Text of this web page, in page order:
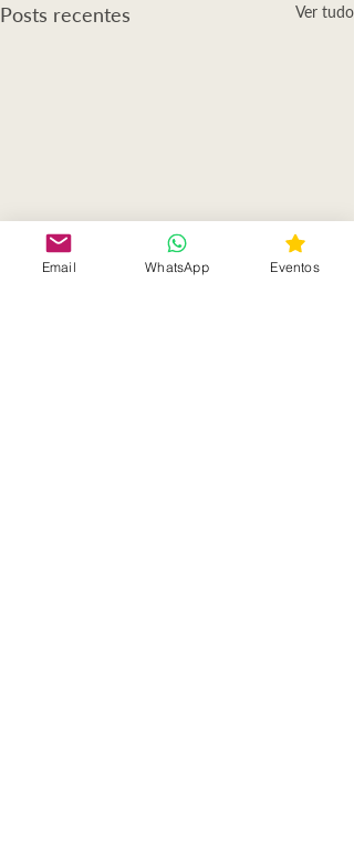
Posts recentes Ver tudo
Email WhatsApp Eventos